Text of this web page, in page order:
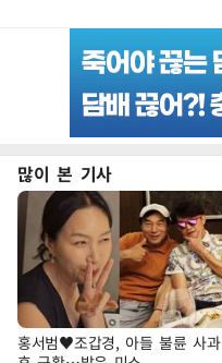
많이 본 기사
홍서범♥조갑경, 아들 불륜 사과